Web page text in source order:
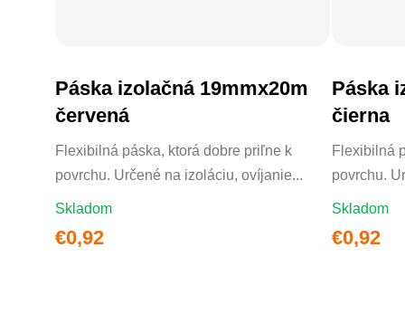
Páska izolačná 19mmx20m
červená
Flexibilná páska, ktorá dobre priľne k
povrchu. Určené na izoláciu, ovíjanie...
Skladom
€0,92
DO KOŠÍKA
Páska
čierna
Flexibilná
povrchu.
Skladom
€0,92